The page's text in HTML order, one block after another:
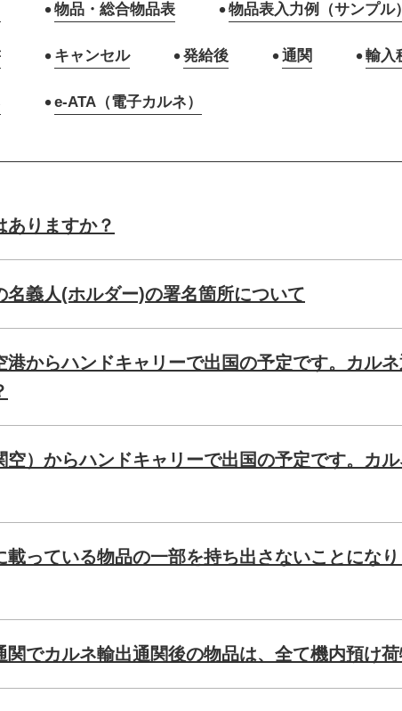
物品・総合物品表 物品表入力例（サンプル）
キャンセル 発給後 通関 輸入
e-ATA（電子カルネ）
ありますか？
名義人(ホルダー)の署名箇所について
港からハンドキャリーで出国の予定です。カル
空）からハンドキャリーで出国の予定です。カ
載っている物品の一部を持ち出さないことにな
でカルネ輸出通関後の物品は、全て機内預け荷